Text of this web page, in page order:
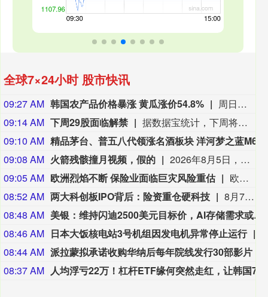
全球7×24小时 股市快讯
09:27 AM 韩国农产品价格暴涨 黄瓜涨价54.8%
周日行业数据显示，受极端高温天气冲击，韩国农产品价格出现暴涨。 韩国农水产食品流通公社的数据显示，截至周五，100克菠菜零售价格较一个月前暴涨152.3%。 同期，10根黄瓜价格上涨54.8%，100克蓝叶生菜价格攀升41.7%。
09:14 AM 下周29股面临解禁
据数据宝统计，下周将有29股解禁，按照最新收盘价计算，合计解禁市值达272亿元。陆家嘴 下周将有7.79亿股上市流通，主要为定向增发机构配售股份，解禁市值达71.1亿元。盟固利 的解禁规模次之，下周将有1.87亿股上市流通，解禁股主要为首发原股东限售股份，解禁市值达30.58亿元。凌玮科技、华能蒙电、广东建科、江淮汽车、志高机械 的解禁市值规模也居前。相比之下， 西大门、大洋生物、新巨丰、有方科技、汉鑫科技 的解禁压力较小，解禁市值均不足千万元。从解禁比例来看，下周面临解禁的个股中， 志高机械 的解禁比例最高，达68.8%； 盟固利、广东建科、凌玮科技、紫建电子、鼎佳精密 的解禁比例居前，均超20%。
09:10 AM
09:08 AM 火箭残骸撞月视频，假的
2026年8月5日，埃隆·马斯克旗下太空探索技术公司（SpaceX）一枚“猎鹰9号”火箭二级残骸，已按预测撞击月球表面。然而，经马斯克转发的一段声称捕捉到这一瞬间的视频实为虚假画面。该视频已经在多家海外社交媒体平台上迅速传播，并出现了西班牙语、中文、阿拉伯语和印地语等多个语言版本，但实际上，目前尚无卫星从太空直接拍摄到撞击过程的真实视频。（央视新闻）
09:05 AM 欧洲烈焰不断 保险业面临巨灾风险重估
欧洲大陆正经历全球最快升温速度，保险行业也开始迎接一个欧洲巨灾风险的新时代。保险公司、再保险公司及保险经纪机构均预计，未来与自然灾害相关的保费将上涨，损失规模也会扩大。更重要的是，它们并不认为近期频发的极端高温只是短期冲击，而视之为一种长期趋势。全球第二大保险经纪公司怡安集团(Aon Plc)全球气候风险咨询负责人威尔·布鲁斯(Will Bruce)表示，行业正“积极研判”气温上升究竟在多大程度上“代表着欧洲巨灾风险格局的根本性转变”。
08:52 AM 两大科创板IPO背后：险资重仓硬科技
8月7日下午，宇树科技举行科创板IPO网上路演，发行价150.80元/股，对应市值约610亿元。两周前，国产DRAM龙头长鑫科技登陆科创板，上市首日市值站上3万亿元。两起标志性IPO背后，保险资金均深度参与。受访人士表示，新质生产力产业已成为保险资金获取成长性收益、提升投资组合长期回报的重要途径。两家公司IPO之后，险资一级股权投资价值将更受关注，险资长期股权资产配置能力和优质产业项目储备价值将逐步显性化。（上证报）
08:48 AM
美银：维持闪迪2500美元目标价，AI存储需求或推动盈利持续增长
08:46 AM 日本大饭核电站3号机组因发电机异常停止运行
08:44 AM 派拉蒙拟承诺收购华纳后每年院线发行30部影片
08:37 AM